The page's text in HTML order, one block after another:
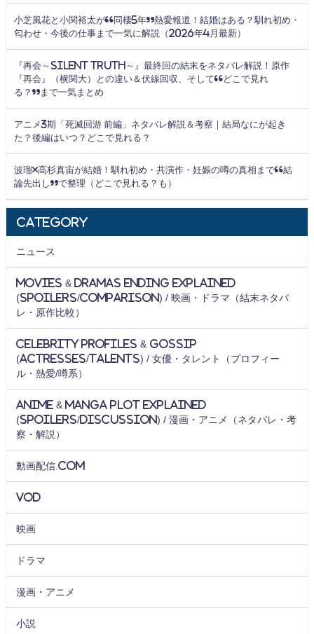
小芝風花と小関裕太が“同棲5年”熱愛報道！結婚はある？馴れ初め・
匂わせ・今後の仕事まで一気に解説（2026年4月最新）
『再会～Silent Truth～』最終回の結末をネタバレ解説！原作
『再会』（横関大）との違い＆伏線回収、そして“どこで見れ
る？”まで一気まとめ
アニメ3期「死滅回游 前編」ネタバレ解説＆考察｜結局なにが起き
た？後編はいつ？どこで見れる？
波瑠×高杉真宙が結婚！馴れ初め・共演作・妊娠の噂の真相まで“結
論先出し”で整理（どこで見れる？も）
Category
ニュース
Movies & Dramas Ending Explained
(Spoilers/Comparison) / 映画・ドラマ（結末ネタバ
レ・原作比較）
Celebrity Profiles & Gossip
(Actresses/Talents) / 女優・タレント（プロフィー
ル・熱愛/噂系）
Anime & Manga Plot Explained
(Spoilers/Discussion) / 漫画・アニメ（ネタバレ・考
察・解説）
動画配信.com
VOD
映画
ドラマ
漫画・アニメ
小説